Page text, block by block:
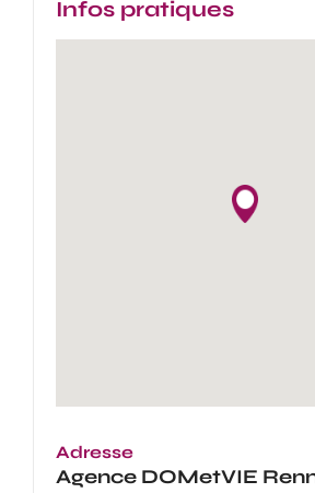
Infos pratiques
Adresse
Agence DOMetVIE